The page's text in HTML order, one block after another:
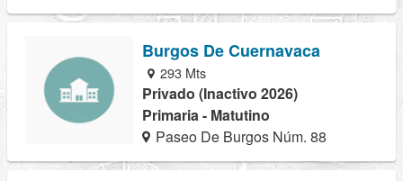
Burgos De Cuernavaca
293 Mts
Privado (Inactivo 2026)
Primaria - Matutino
Paseo De Burgos Núm. 88